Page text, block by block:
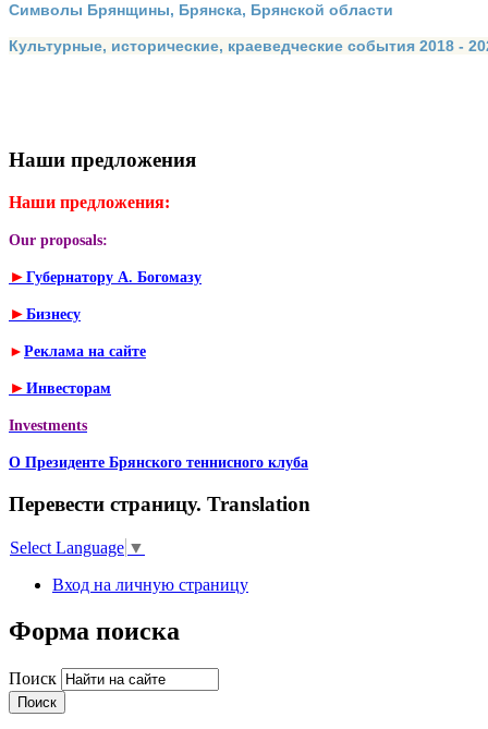
Символы Брянщины, Брянска, Брянской области
Культурные, исторические, краеведческие события 2018 -
Наши предложения
Наши предложения:
Our proposals:
► Губернатору А. Богомазу
► Бизнесу
► Реклама на сайте
► Инвесторам
Investments
О Президенте Брянского теннисного клуба
Перевести страницу. Translation
Select Language ▼
Вход на личную страницу
Форма поиска
Поиск